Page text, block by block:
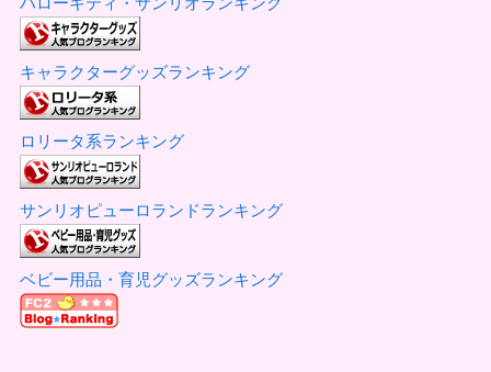
キャラクターグッズランキング
ロリータ系ランキング
サンリオピューロランドランキング
ベビー用品・育児グッズランキング